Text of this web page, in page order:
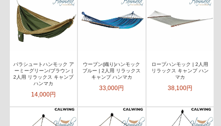
パラシュートハンモック ア
ーミーグリーン/ブラウン |
2人用 リラックス キャンプ
ハンマカ
14,000円
ウーブン(織り)ハンモック
ブルー | 2人用 リラックス
キャンプ ハンマカ
33,000円
ロープハンモック | 2人用
リラックス キャンプ ハン
マカ
38,100円